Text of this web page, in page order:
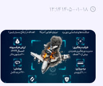
۱۴۰۵-۰۱-۱۸ ۱۲:۱۴